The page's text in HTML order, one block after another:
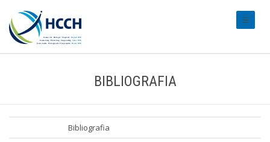
BIBLIOGRAFIA
Bibliografia